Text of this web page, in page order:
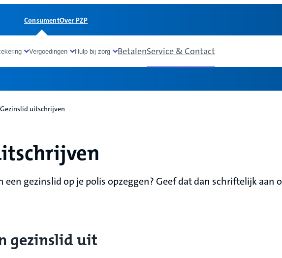
ConsumentOver PZP
Vergoedingen Hulp bij zorg BetalenService & Contact
Gezinslid uitschrijven
een gezinslid op je polis opzeggen? Geef dat dan schriftelijk aan
gezinslid uit